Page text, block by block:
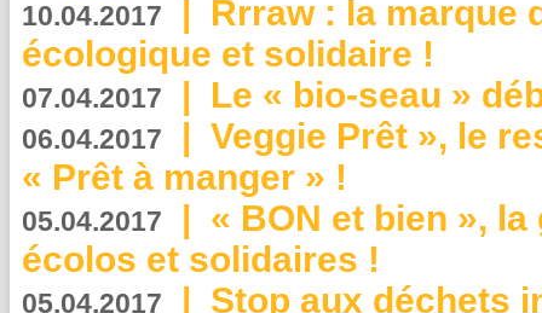
10.04.2017 | Rrraw : la marque
écologique et solidaire !
07.04.2017 | Le « bio-seau »
06.04.2017 | Veggie Prêt », le
« Prêt à manger » !
05.04.2017 | « BON et bien »,
écolos et solidaires !
05.04.2017 | Stop aux déchets